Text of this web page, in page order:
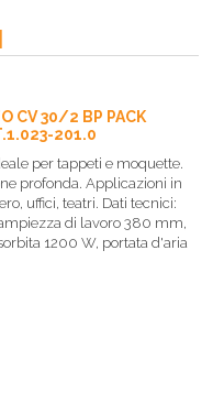
CV 30/2 BP PACK
201.0
per tappeti e moquette.
profonda. Applicazioni in
uffici, teatri. Dati tecnici:
di lavoro 380 mm,
1200 W, portata d'aria